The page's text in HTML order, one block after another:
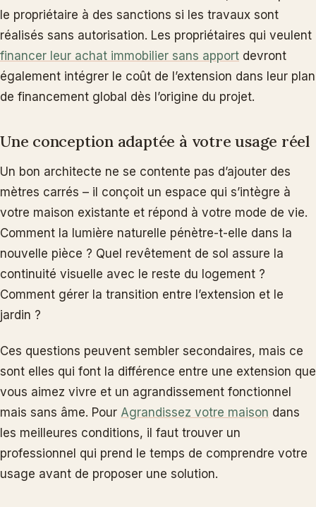
le propriétaire à des sanctions si les travaux sont
réalisés sans autorisation. Les propriétaires qui veulent
financer leur achat immobilier sans apport devront
également intégrer le coût de l’extension dans leur plan
de financement global dès l’origine du projet.
Une conception adaptée à votre usage réel
Un bon architecte ne se contente pas d’ajouter des
mètres carrés – il conçoit un espace qui s’intègre à
votre maison existante et répond à votre mode de vie.
Comment la lumière naturelle pénètre-t-elle dans la
nouvelle pièce ? Quel revêtement de sol assure la
continuité visuelle avec le reste du logement ?
Comment gérer la transition entre l’extension et le
jardin ?
Ces questions peuvent sembler secondaires, mais ce
sont elles qui font la différence entre une extension que
vous aimez vivre et un agrandissement fonctionnel
mais sans âme. Pour Agrandissez votre maison dans
les meilleures conditions, il faut trouver un
professionnel qui prend le temps de comprendre votre
usage avant de proposer une solution.